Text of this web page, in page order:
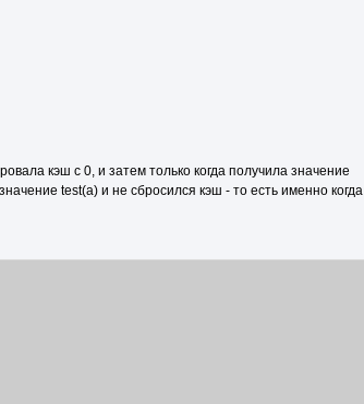
кэш с 0, и затем только когда получила значение
test(a) и не сбросился кэш - то есть именно когда